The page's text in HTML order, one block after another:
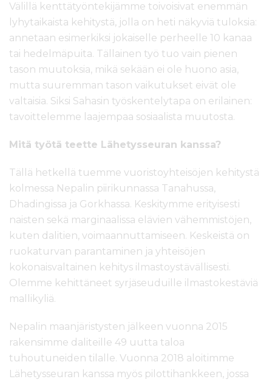
Välillä kenttätyöntekijämme toivoisivat enemmän
lyhytaikaista kehitystä, jolla on heti näkyviä tuloksia:
annetaan esimerkiksi jokaiselle perheelle 10 kanaa
tai hedelmäpuita. Tällainen työ tuo vain pienen
tason muutoksia, mikä sekään ei ole huono asia,
mutta suuremman tason vaikutukset eivät ole
valtaisia. Siksi Sahasin työskentelytapa on erilainen:
tavoittelemme laajempaa sosiaalista muutosta.
Mitä työtä teette Lähetysseuran kanssa?
Tällä hetkellä tuemme vuoristoyhteisöjen kehitystä
kolmessa Nepalin piirikunnassa Tanahussa,
Dhadingissa ja Gorkhassa. Keskitymme erityisesti
naisten sekä marginaalissa elävien vähemmistöjen,
kuten dalitien, voimaannuttamiseen. Keskeistä on
ruokaturvan parantaminen ja yhteisöjen
kokonaisvaltainen kehitys ilmastoystävällisesti.
Olemme kehittäneet syrjäseuduille ilmastokestäviä
mallikyliä.
Nepalin maanjäristysten jälkeen vuonna 2015
rakensimme daliteille 49 uutta taloa
tuhoutuneiden tilalle. Vuonna 2018 aloitimme
Lähetysseuran kanssa myös pilottihankkeen, jossa